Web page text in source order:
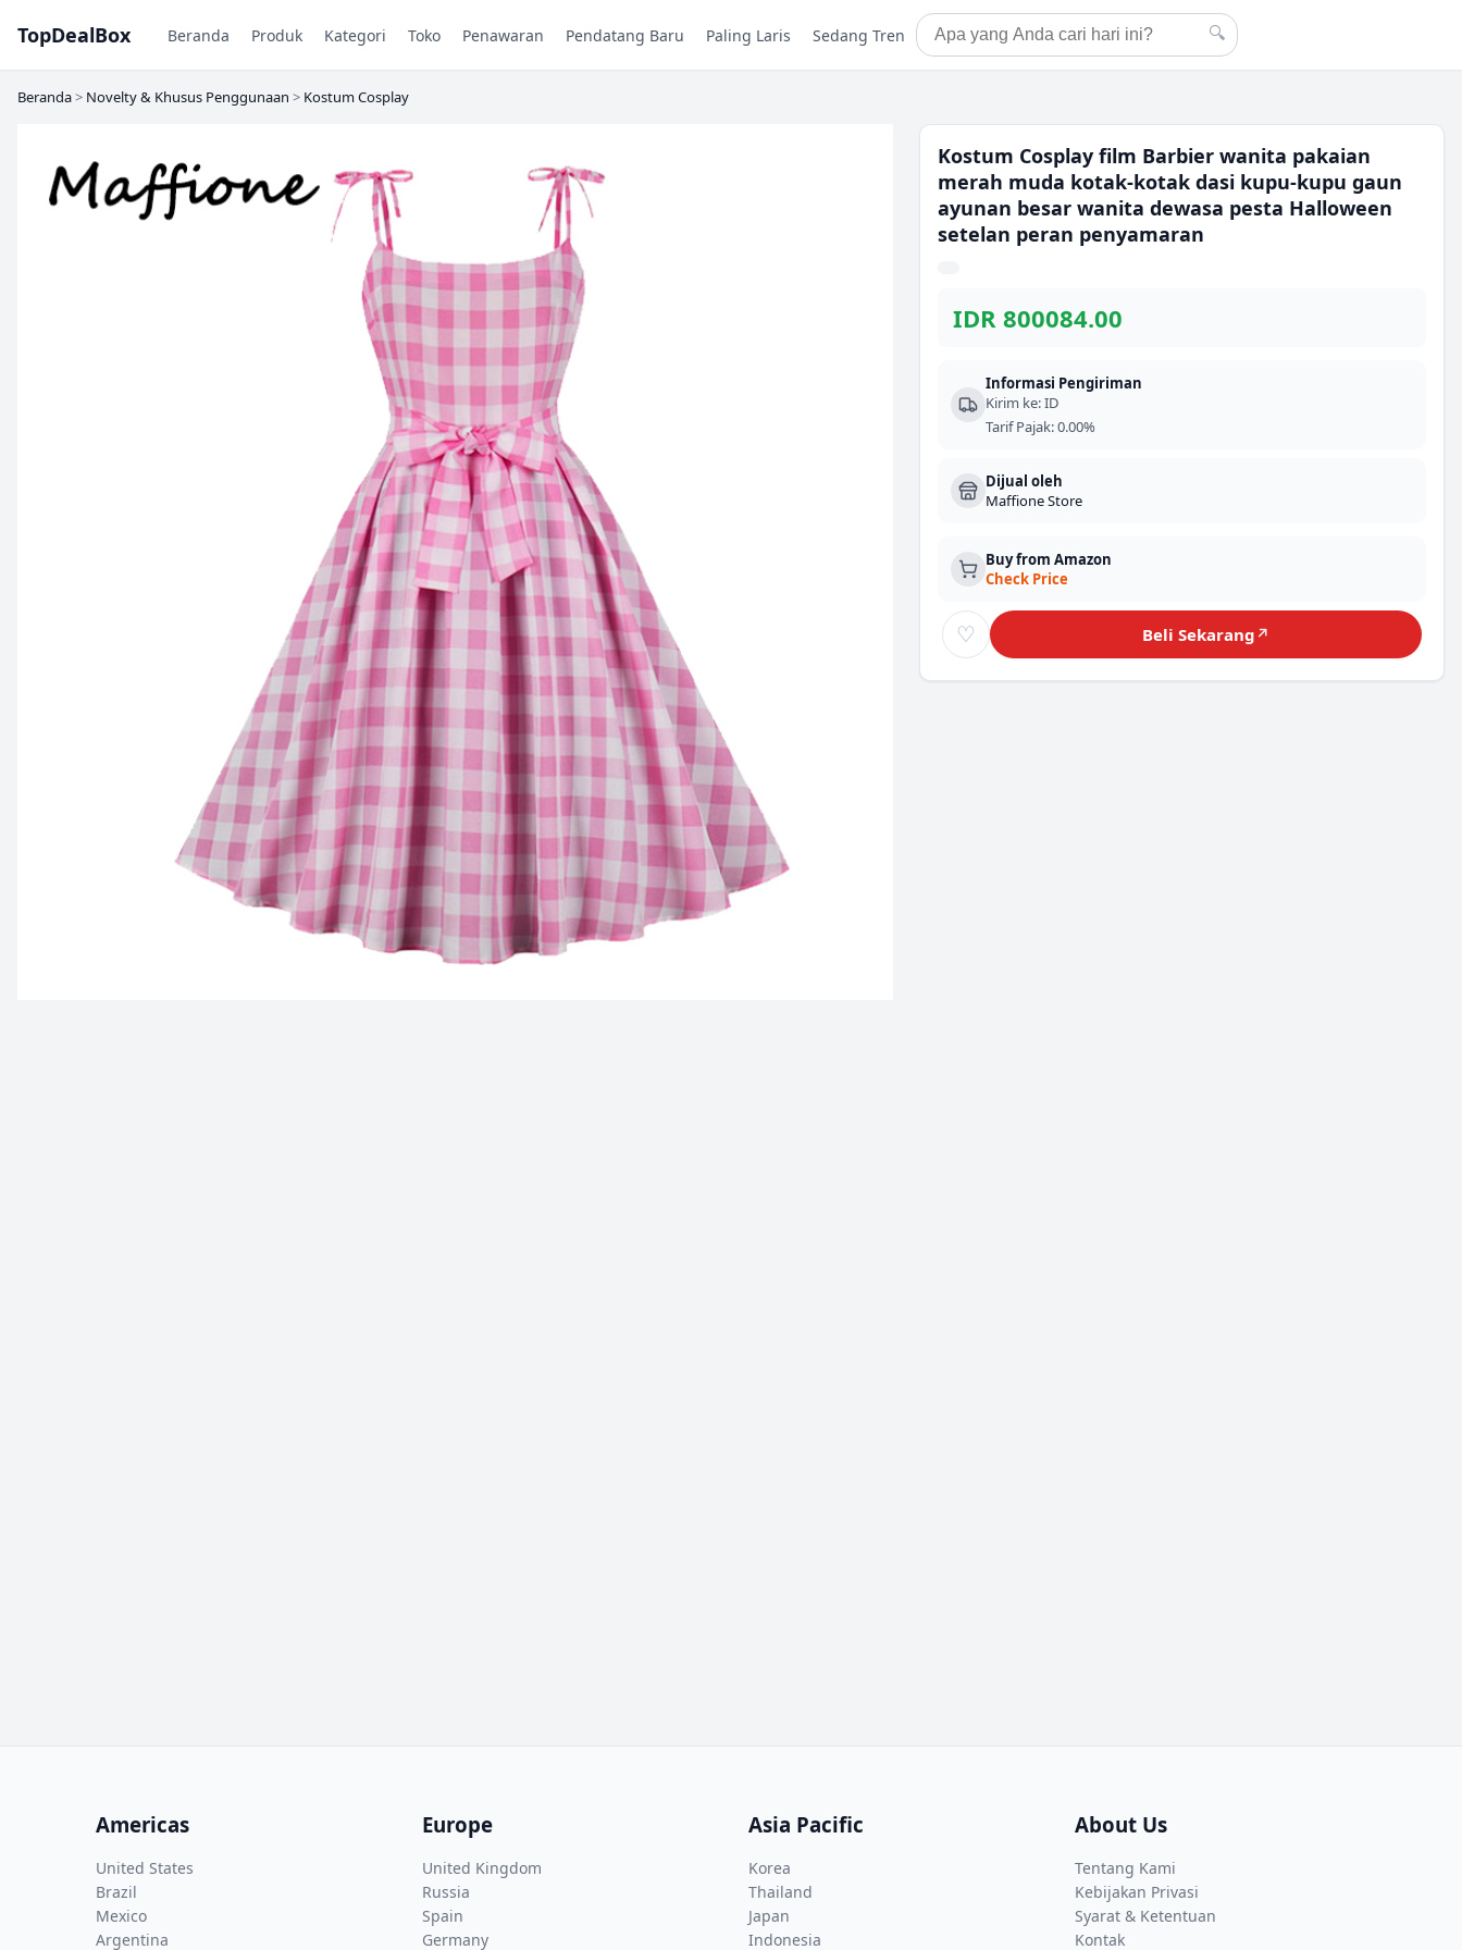
TopDealBox Beranda Produk Kategori Toko Penawaran Pendatang Baru Paling Laris Sedang Tren 🔍
Beranda> Novelty & Khusus Penggunaan > Kostum Cosplay
Kostum Cosplay film Barbier wanita pakaian
merah muda kotak-kotak dasi kupu-kupu gaun
ayunan besar wanita dewasa pesta Halloween
setelan peran penyamaran
IDR 800084.00
Informasi Pengiriman
Kirim ke:ID
Tarif Pajak:0.00%
Dijual oleh
Maffione Store
Buy from Amazon
Check Price
♡ Beli Sekarang ↗
Americas
United States
Brazil
Mexico
Argentina
Europe
United Kingdom
Russia
Spain
Germany
Asia Pacific
Korea
Thailand
Japan
Indonesia
About Us
Tentang Kami
Kebijakan Privasi
Syarat & Ketentuan
Kontak